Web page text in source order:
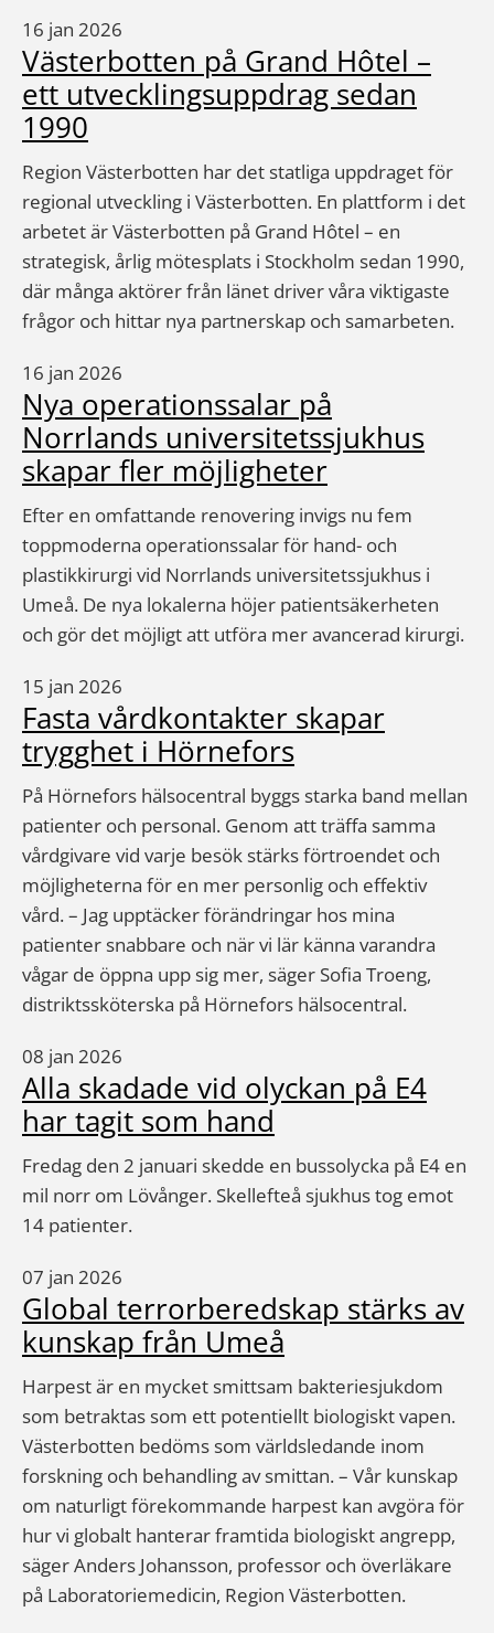
16 jan 2026
Västerbotten på Grand Hôtel –
ett utvecklingsuppdrag sedan
1990
Region Västerbotten har det statliga uppdraget för
regional utveckling i Västerbotten. En plattform i det
arbetet är Västerbotten på Grand Hôtel – en
strategisk, årlig mötesplats i Stockholm sedan 1990,
där många aktörer från länet driver våra viktigaste
frågor och hittar nya partnerskap och samarbeten.
16 jan 2026
Nya operationssalar på
Norrlands universitetssjukhus
skapar fler möjligheter
Efter en omfattande renovering invigs nu fem
toppmoderna operationssalar för hand- och
plastikkirurgi vid Norrlands universitetssjukhus i
Umeå. De nya lokalerna höjer patientsäkerheten
och gör det möjligt att utföra mer avancerad kirurgi.
15 jan 2026
Fasta vårdkontakter skapar
trygghet i Hörnefors
På Hörnefors hälsocentral byggs starka band mellan
patienter och personal. Genom att träffa samma
vårdgivare vid varje besök stärks förtroendet och
möjligheterna för en mer personlig och effektiv
vård. – Jag upptäcker förändringar hos mina
patienter snabbare och när vi lär känna varandra
vågar de öppna upp sig mer, säger Sofia Troeng,
distriktssköterska på Hörnefors hälsocentral.
08 jan 2026
Alla skadade vid olyckan på E4
har tagit som hand
Fredag den 2 januari skedde en bussolycka på E4 en
mil norr om Lövånger. Skellefteå sjukhus tog emot
14 patienter.
07 jan 2026
Global terrorberedskap stärks av
kunskap från Umeå
Harpest är en mycket smittsam bakteriesjukdom
som betraktas som ett potentiellt biologiskt vapen.
Västerbotten bedöms som världsledande inom
forskning och behandling av smittan. – Vår kunskap
om naturligt förekommande harpest kan avgöra för
hur vi globalt hanterar framtida biologiskt angrepp,
säger Anders Johansson, professor och överläkare
på Laboratoriemedicin, Region Västerbotten.